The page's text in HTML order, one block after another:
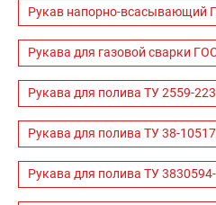
Рукав напорно-всасывающий
Рукава для газовой сварки
Рукава для полива ТУ 2559-
Рукава для полива ТУ 38-
Рукава для полива ТУ